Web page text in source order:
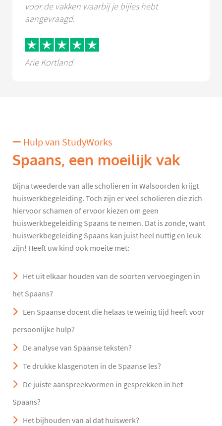
voor de vakken waarbij je bijles hebt
aangevraagd.
Arie Kortland
Hulp van StudyWorks
Spaans, een moeilijk vak
Bijna tweederde van alle scholieren in Walsoorden krijgt
huiswerkbegeleiding. Toch zijn er veel scholieren die zich
hiervoor schamen of ervoor kiezen om geen
huiswerkbegeleiding Spaans te nemen. Dat is zonde, want
huiswerkbegeleiding Spaans kan juist heel nuttig en leuk
zijn! Heeft uw kind ook moeite met:
Het uit elkaar houden van de soorten vervoegingen in
het Spaans?
Een Spaanse docent die helaas te weinig tijd heeft voor
persoonlijke hulp?
De analyse van Spaanse teksten?
Te drukke klasgenoten in de Spaanse les?
De juiste aanspreekvormen in gesprekken in het
Spaans?
Het bijhouden van al dat huiswerk?